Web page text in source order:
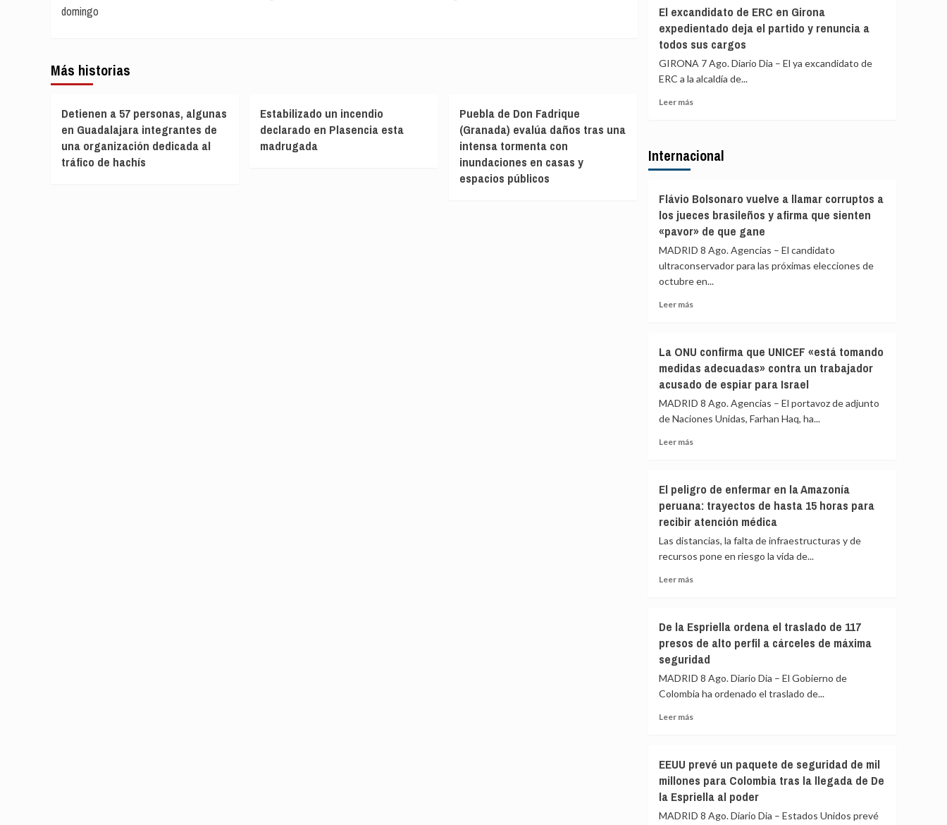
entradas
domingo
Más historias
Detienen a 57 personas, algunas
en Guadalajara integrantes de
una organización dedicada al
tráfico de hachís
Estabilizado un incendio
declarado en Plasencia esta
madrugada
Puebla de Don Fadrique
(Granada) evalúa daños tras una
intensa tormenta con
inundaciones en casas y
espacios públicos
procedentes
de
Gobierno
restablece
los
fronterizos
a
Italia
El excandidato de ERC en Girona
expedientado deja el partido y renuncia a
todos sus cargos
GIRONA 7 Ago. Diario Dia – El ya excandidato de
ERC a la alcaldía de...
Leer másLeer
excandidato
en
expedientado
deja
el
renuncia
Internacional
Flávio Bolsonaro vuelve a llamar corruptos a
los jueces brasileños y afirma que sienten
«pavor» de que gane
MADRID 8 Ago. Agencias – El candidato
ultraconservador para las próximas elecciones de
octubre en...
Leer másLeer
Bolsonaro
vuelve
a
corruptos
a
afirma
que
sienten
de
que
La ONU confirma que UNICEF «está tomando
medidas adecuadas» contra un trabajador
acusado de espiar para Israel
MADRID 8 Ago. Agencias – El portavoz de adjunto
de Naciones Unidas, Farhan Haq, ha...
Leer másLeer
ONU
confirma
que
«está
tomando
trabajador
acusado
de
para
Israel
El peligro de enfermar en la Amazonía
peruana: trayectos de hasta 15 horas para
recibir atención médica
Las distancias, la falta de infraestructuras y de
recursos pone en riesgo la vida de...
Leer másLeer
peligro
de
enfermar
la
Amazonía
15
horas
para
atención
De la Espriella ordena el traslado de 117
presos de alto perfil a cárceles de máxima
seguridad
MADRID 8 Ago. Diario Dia – El Gobierno de
Colombia ha ordenado el traslado de...
Leer másLeer
la
Espriella
ordena
traslado
EEUU prevé un paquete de seguridad de mil
millones para Colombia tras la llegada de De
la Espriella al poder
MADRID 8 Ago. Diario Dia – Estados Unidos prevé